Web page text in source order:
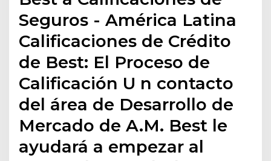
Seguros - América Latina
Calificaciones de Crédito
de Best: El Proceso de
Calificación U n contacto
del área de Desarrollo de
Mercado de A.M. Best le
ayudará a empezar al